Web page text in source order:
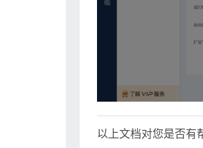
以上文档对您是否有